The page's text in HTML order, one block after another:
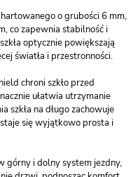
o grubości 6 mm,
co zapewnia stabilność i
optycznie powiększają
światła i przestronności.
chroni szkło przed
ułatwia utrzymanie
szkła na długo zachowuje
się wyjątkowo prosta i
górny i dolny system jezdny,